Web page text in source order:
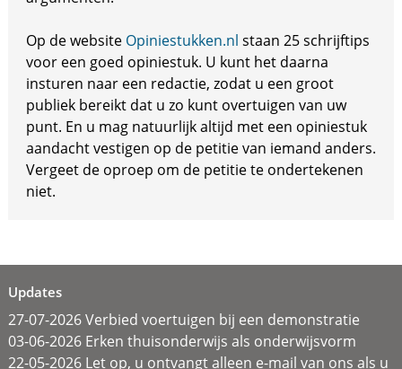
Op de website Opiniestukken.nl staan 25 schrijftips
voor een goed opiniestuk. U kunt het daarna
insturen naar een redactie, zodat u een groot
publiek bereikt dat u zo kunt overtuigen van uw
punt. En u mag natuurlijk altijd met een opiniestuk
aandacht vestigen op de petitie van iemand anders.
Vergeet de oproep om de petitie te ondertekenen
niet.
Updates
27-07-2026 Verbied voertuigen bij een demonstratie
03-06-2026 Erken thuisonderwijs als onderwijsvorm
22-05-2026 Let op, u ontvangt alleen e-mail van ons als u